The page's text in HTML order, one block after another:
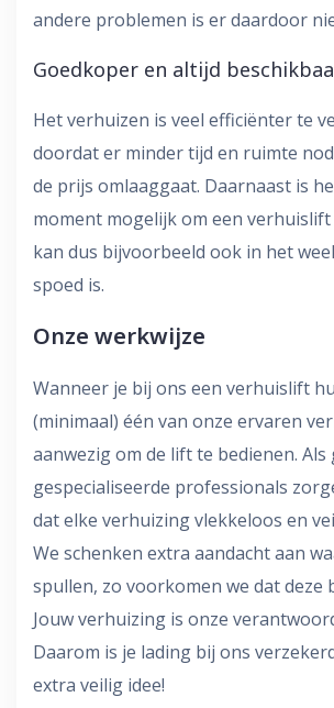
andere problemen is er daardoor
Goedkoper en altijd
Het verhuizen is veel efficiënter te
doordat er minder tijd en ruimte
de prijs omlaaggaat. Daarnaast is
moment mogelijk om een
kan dus bijvoorbeeld ook in het
spoed is.
Onze werkwijze
Wanneer je bij ons een verhuislift
(minimaal) één van onze ervaren
aanwezig om de lift te bedienen.
gespecialiseerde professionals
dat elke verhuizing vlekkeloos en
We schenken extra aandacht aan
spullen, zo voorkomen we dat deze
Jouw verhuizing is onze
Daarom is je lading bij ons
extra veilig idee!